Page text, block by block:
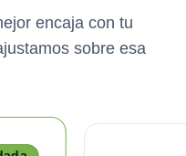
encaja con tu
sobre esa